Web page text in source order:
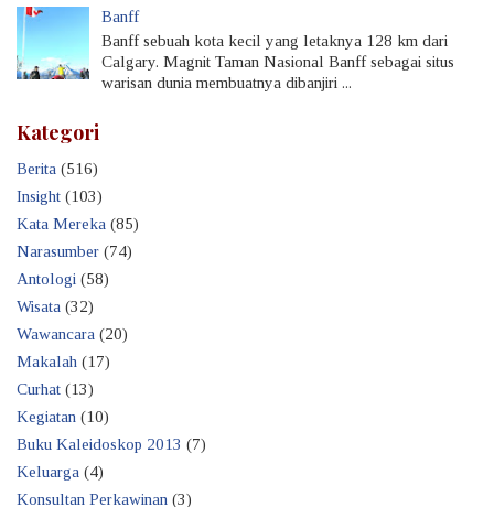
Banff
Banff sebuah kota kecil yang letaknya 128 km dari
Calgary. Magnit Taman Nasional Banff sebagai situs
warisan dunia membuatnya dibanjiri ...
Kategori
Berita (516)
Insight (103)
Kata Mereka (85)
Narasumber (74)
Antologi (58)
Wisata (32)
Wawancara (20)
Makalah (17)
Curhat (13)
Kegiatan (10)
Buku Kaleidoskop 2013 (7)
Keluarga (4)
Konsultan Perkawinan (3)